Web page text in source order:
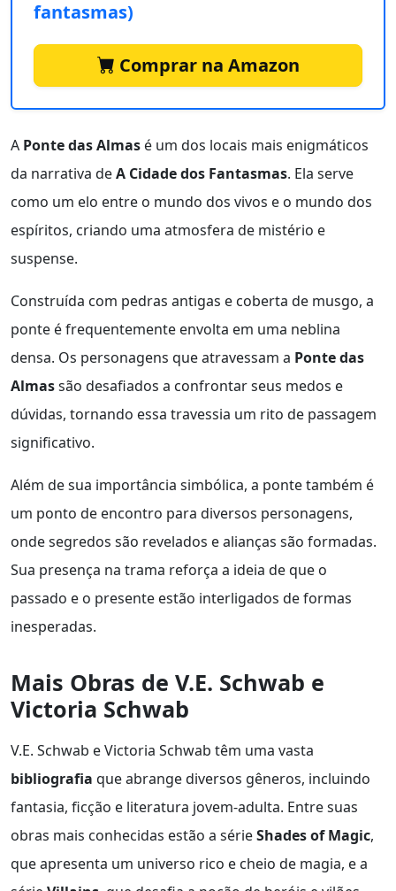
fantasmas)
Comprar na Amazon
A Ponte das Almas é um dos locais mais enigmáticos
da narrativa deA Cidade dos Fantasmas. Ela serve
como um elo entre o mundo dos vivos e o mundo dos
espíritos, criando uma atmosfera de mistério e
suspense.
Construída com pedras antigas e coberta de musgo, a
ponte é frequentemente envolta em uma neblina
densa. Os personagens que atravessam a Ponte das
Almassão desafiados a confrontar seus medos e
dúvidas, tornando essa travessia um rito de passagem
significativo.
Além de sua importância simbólica, a ponte também é
um ponto de encontro para diversos personagens,
onde segredos são revelados e alianças são formadas.
Sua presença na trama reforça a ideia de que o
passado e o presente estão interligados de formas
inesperadas.
Mais Obras de V.E. Schwab e
Victoria Schwab
V.E. Schwab e Victoria Schwab têm uma vasta
bibliografia que abrange diversos gêneros, incluindo
fantasia, ficção e literatura jovem-adulta. Entre suas
obras mais conhecidas estão a sérieShades of Magic,
que apresenta um universo rico e cheio de magia, e a